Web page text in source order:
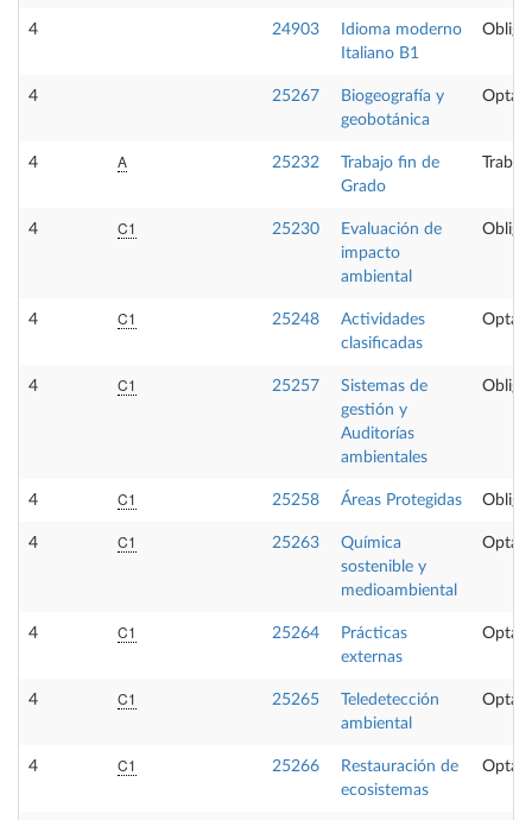
4 24903
Idioma moderno
Italiano B1
4 25267
Biogeografía y
geobotánica
4 A 25232
Trabajo fin de
Grado
4 C1 25230
Evaluación de
impacto
ambiental
4 C1 25248
Actividades
clasificadas
4 C1 25257
Sistemas de
gestión y
Auditorías
ambientales
4 C1 25258 Áreas Protegidas
4 C1 25263
Química
sostenible y
medioambiental
4 C1 25264
Prácticas
externas
4 C1 25265
Teledetección
ambiental
4 C1 25266
Restauración de
ecosistemas